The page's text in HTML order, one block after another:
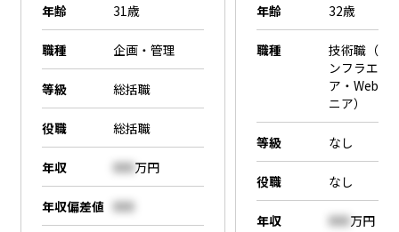
年齢 31歳
職種 企画・管理
等級 総括職
役職 総括職
年収 000万円
年収偏差値 000
年齢 32歳
職種
技術職（SE
ンフラエン
ア・Webエ
ニア）
等級 なし
役職 なし
年収 000万円